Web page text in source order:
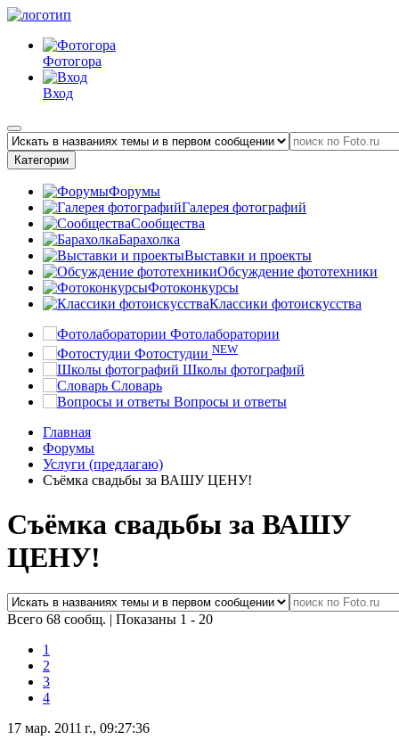
Фотогора
Вход
Категории
Форумы
Галерея фотографий
Сообщества
Барахолка
Выставки и проекты
Обсуждение фототехники
Фотоконкурсы
Классики фотоискусства
Фотолаборатории
Фотостудии NEW
Школы фотографий
Словарь
Вопросы и ответы
Главная
Форумы
Услуги (предлагаю)
Съёмка свадьбы за ВАШУ ЦЕНУ!
Съёмка свадьбы за ВАШУ
ЦЕНУ!
Всего 68 сообщ. | Показаны 1 - 20
1
2
3
4
17 мар. 2011 г., 09:27:36